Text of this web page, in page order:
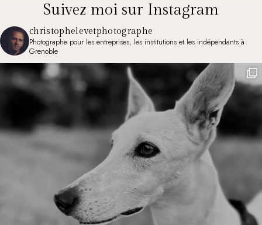
Suivez moi sur Instagram
christophelevetphotographe
Photographe pour les entreprises, les institutions et les indépendants à
Grenoble